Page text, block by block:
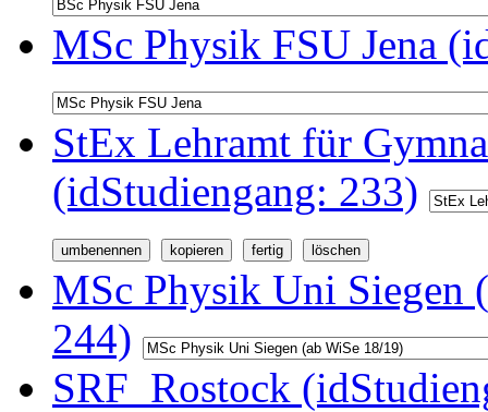
MSc Physik FSU Jena
StEx Lehramt für
(idStudiengang: 233)
MSc Physik Uni Siegen
244)
SRF_Rostock